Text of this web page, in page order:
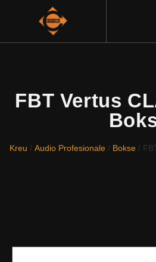
FBT Vertus
Kreu / Audio Profesionale/ Bokse/